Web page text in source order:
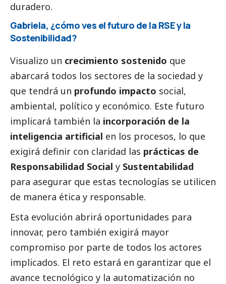
duradero.
Gabriela, ¿cómo ves el futuro de la RSE y la
Sostenibilidad?
Visualizo un crecimiento sostenido que
abarcará todos los sectores de la sociedad y
que tendrá un profundo impacto social,
ambiental, político y económico. Este futuro
implicará también la incorporación de la
inteligencia artificial en los procesos, lo que
exigirá definir con claridad las prácticas de
Responsabilidad Social y Sustentabilidad
para asegurar que estas tecnologías se utilicen
de manera ética y responsable.
Esta evolución abrirá oportunidades para
innovar, pero también exigirá mayor
compromiso por parte de todos los actores
implicados. El reto estará en garantizar que el
avance tecnológico y la automatización no